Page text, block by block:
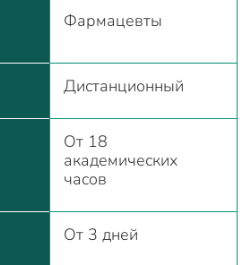
Фармацевты
Дистанционный
От 18
академических
часов
От 3 дней